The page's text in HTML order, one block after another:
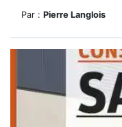
Par : Pierre Langlois